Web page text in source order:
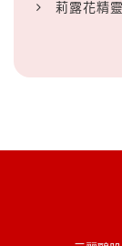
莉露花精靈